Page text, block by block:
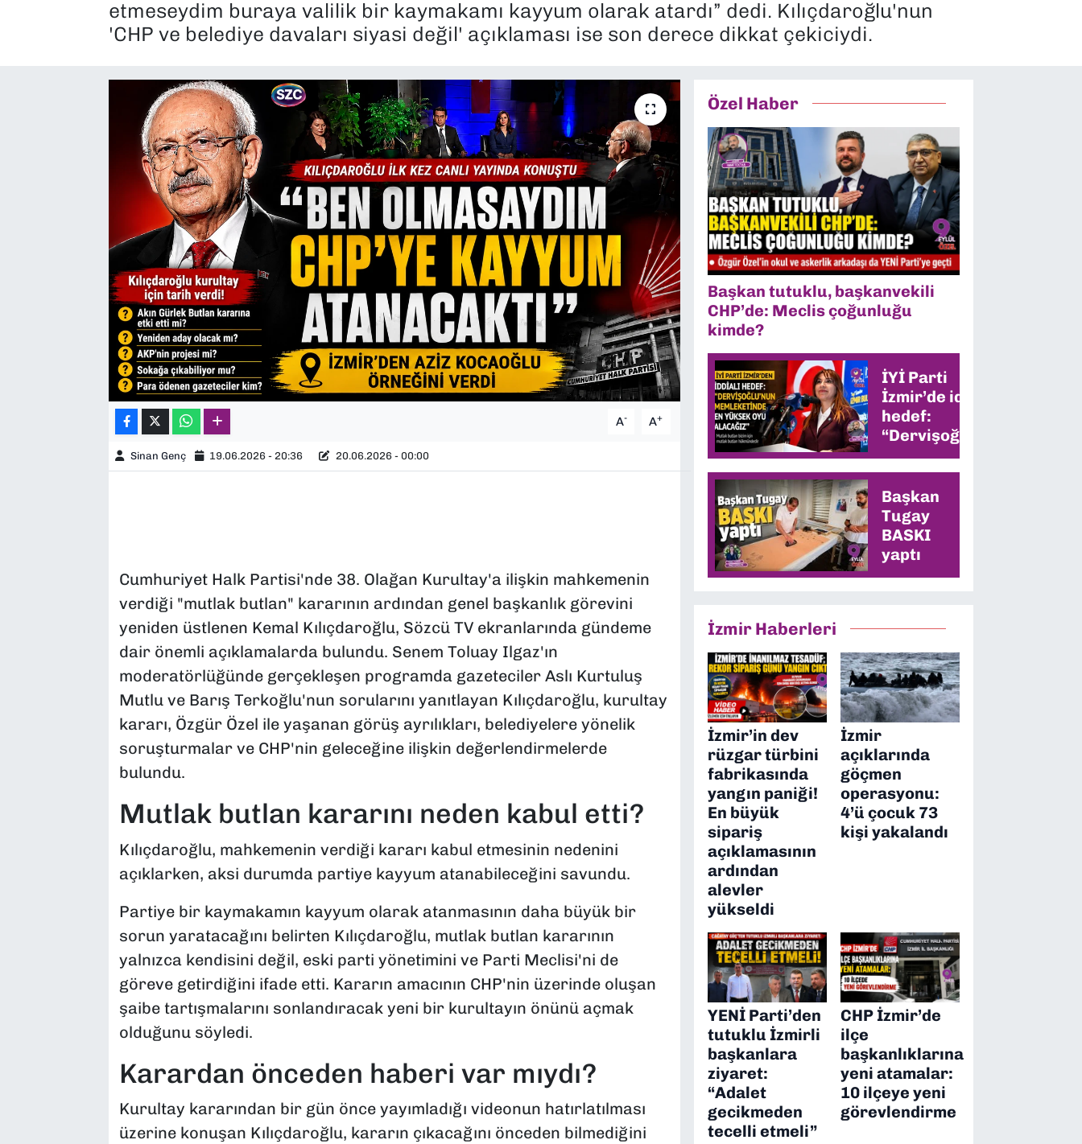
etmeseydim buraya valilik bir kaymakamı kayyum olarak atardı” dedi. Kılıçdaroğlu'nun
'CHP ve belediye davaları siyasi değil' açıklaması ise son derece dikkat çekiciydi.
A- A+
Sinan Genç 19.06.2026 - 20:36 20.06.2026 - 00:00
Cumhuriyet Halk Partisi'nde 38. Olağan Kurultay'a ilişkin mahkemenin
verdiği "mutlak butlan" kararının ardından genel başkanlık görevini
yeniden üstlenen Kemal Kılıçdaroğlu, Sözcü TV ekranlarında gündeme
dair önemli açıklamalarda bulundu. Senem Toluay Ilgaz'ın
moderatörlüğünde gerçekleşen programda gazeteciler Aslı Kurtuluş
Mutlu ve Barış Terkoğlu'nun sorularını yanıtlayan Kılıçdaroğlu, kurultay
kararı, Özgür Özel ile yaşanan görüş ayrılıkları, belediyelere yönelik
soruşturmalar ve CHP'nin geleceğine ilişkin değerlendirmelerde
bulundu.
Mutlak butlan kararını neden kabul etti?
Kılıçdaroğlu, mahkemenin verdiği kararı kabul etmesinin nedenini
açıklarken, aksi durumda partiye kayyum atanabileceğini savundu.
Partiye bir kaymakamın kayyum olarak atanmasının daha büyük bir
sorun yaratacağını belirten Kılıçdaroğlu, mutlak butlan kararının
yalnızca kendisini değil, eski parti yönetimini ve Parti Meclisi'ni de
göreve getirdiğini ifade etti. Kararın amacının CHP'nin üzerinde oluşan
şaibe tartışmalarını sonlandıracak yeni bir kurultayın önünü açmak
olduğunu söyledi.
Karardan önceden haberi var mıydı?
Kurultay kararından bir gün önce yayımladığı videonun hatırlatılması
üzerine konuşan Kılıçdaroğlu, kararın çıkacağını önceden bilmediğini
Özel Haber
Başkan tutuklu, başkanvekili
CHP’de: Meclis çoğunluğu
kimde?
İYİ Parti
İzmir’de iddialı
hedef:
“Dervişoğlu’nun
memleketinde
en yüksek oyu
alacağız”
Başkan
Tugay
BASKI
yaptı
İzmir Haberleri
İzmir’in dev
rüzgar türbini
fabrikasında
yangın paniği!
En büyük
sipariş
açıklamasının
ardından
alevler
yükseldi
İzmir
açıklarında
göçmen
operasyonu:
4’ü çocuk 73
kişi yakalandı
YENİ Parti’den
tutuklu İzmirli
başkanlara
ziyaret:
“Adalet
gecikmeden
tecelli etmeli”
CHP İzmir’de
ilçe
başkanlıklarına
yeni atamalar:
10 ilçeye yeni
görevlendirme
YEREL YÖNETİMLER